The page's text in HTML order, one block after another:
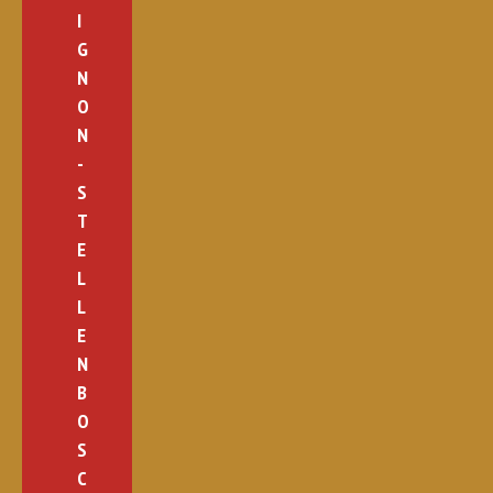
I
G
N
O
N
-
S
T
E
L
L
E
N
B
O
S
C